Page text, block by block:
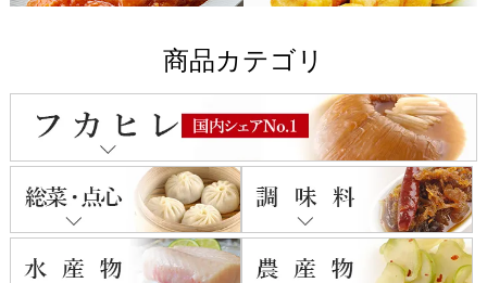
商品カテゴリ